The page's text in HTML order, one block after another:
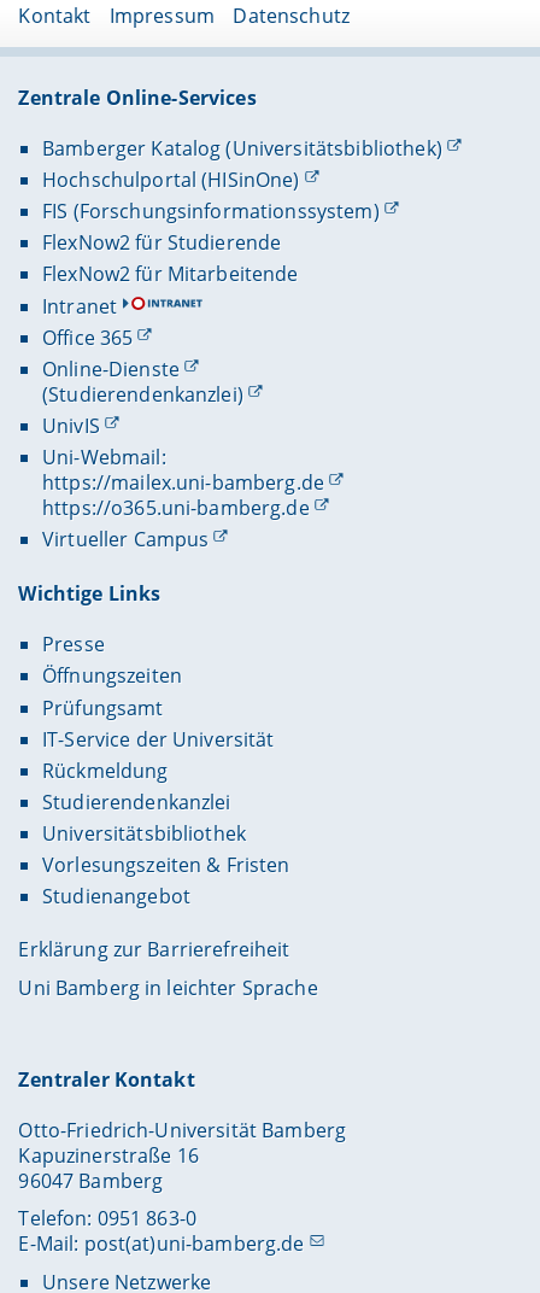
Kontakt Impressum Datenschutz
Zentrale Online-Services
Bamberger Katalog (Universitätsbibliothek)
Hochschulportal (HISinOne)
FIS (Forschungsinformationssystem)
FlexNow2 für Studierende
FlexNow2 für Mitarbeitende
Intranet
Office 365
Online-Dienste
(Studierendenkanzlei)
UnivIS
Uni-Webmail:
https://mailex.uni-bamberg.de
https://o365.uni-bamberg.de
Virtueller Campus
Wichtige Links
Presse
Öffnungszeiten
Prüfungsamt
IT-Service der Universität
Rückmeldung
Studierendenkanzlei
Universitätsbibliothek
Vorlesungszeiten & Fristen
Studienangebot
Erklärung zur Barrierefreiheit
Uni Bamberg in leichter Sprache
Zentraler Kontakt
Otto-Friedrich-Universität Bamberg
Kapuzinerstraße 16
96047 Bamberg
Telefon: 0951 863-0
E-Mail: post(at)uni-bamberg.de
Unsere Netzwerke